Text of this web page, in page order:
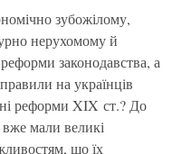
зубожілому,
нерухомому й
законодавства, а
на українців
реформи XIX ст.? До
вже мали великі
що їх